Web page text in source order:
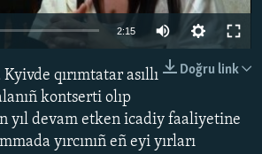
2:15
Doğru link
qırımtatar asıllı
kontserti olıp
yıl devam etken icadiy faaliyetine
yırcınıñ eñ eyi yırları